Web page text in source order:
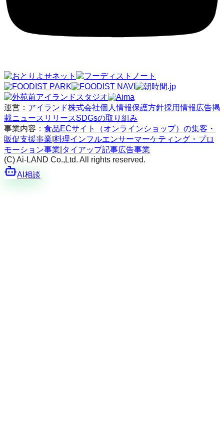
運営： アイランド株式会社個人情報保護方針採用情報 広告掲
載ニュースリリースSDGsの取り組み
事業内容： 食品ECサイト（オンラインショップ）の集客・
販促支援事業 料理インフルエンサーマーケティング・プロ
モーション事業 タイアップ記事広告事業
(C) Ai-LAND Co.,Ltd. All rights reserved.
AI相談